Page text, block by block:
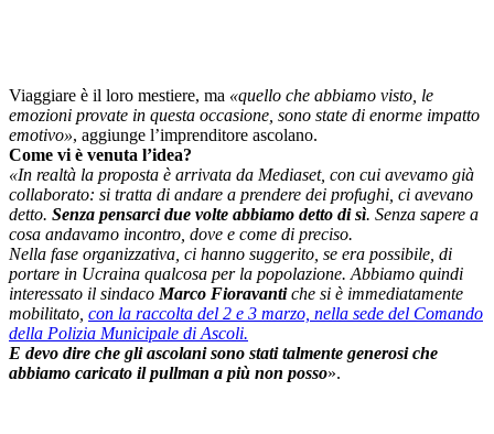
Viaggiare è il loro mestiere, ma «quello che abbiamo visto, le
emozioni provate in questa occasione, sono state di enorme impatto
emotivo», aggiunge l’imprenditore ascolano.
Come vi è venuta l’idea?
«In realtà la proposta è arrivata da Mediaset, con cui avevamo già
collaborato: si tratta di andare a prendere dei profughi, ci avevano
detto. Senza pensarci due volte abbiamo detto di sì. Senza sapere a
cosa andavamo incontro, dove e come di preciso.
Nella fase organizzativa, ci hanno suggerito, se era possibile, di
portare in Ucraina qualcosa per la popolazione. Abbiamo quindi
interessato il sindaco Marco Fioravantiche si è immediatamente
mobilitato, con la raccolta del 2 e 3 marzo, nella sede del Comando
della Polizia Municipale di Ascoli.
E devo dire che gli ascolani sono stati talmente generosi che
abbiamo caricato il pullman a più non posso».